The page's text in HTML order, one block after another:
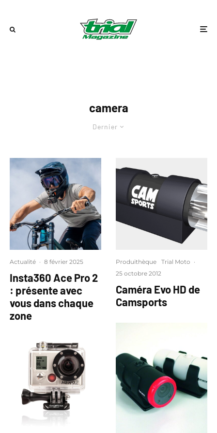
camera
Dernier
Actualité · 8 février 2025
Insta360 Ace Pro 2
: présente avec
vous dans chaque
zone
Produithèque Trial Moto ·
25 octobre 2012
Caméra Evo HD de
Camsports